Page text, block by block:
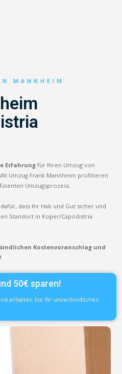
MANNHEIM
Erfahrung für Ihren Umzug von
Umzug Frank Mannheim profitieren
Umzugsprozess.
dass Ihr Hab und Gut sicher und
Standort in Koper/Capodistria
Kostenvoranschlag und
50€ sparen!
erhalten Sie Ihr unverbindliches